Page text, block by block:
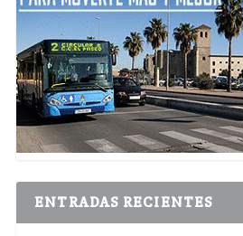
ENTRADAS RECIENTES